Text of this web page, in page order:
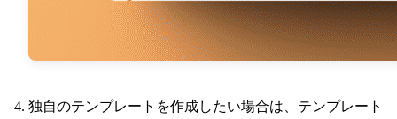
独自のテンプレートを作成したい場合は、テンプレート